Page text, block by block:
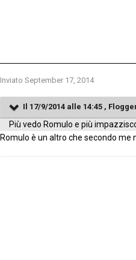
Inviato September 17, 2014
Il 17/9/2014 alle 14:45 ,
Più vedo Romulo e più
Romulo è un altro che secondo me